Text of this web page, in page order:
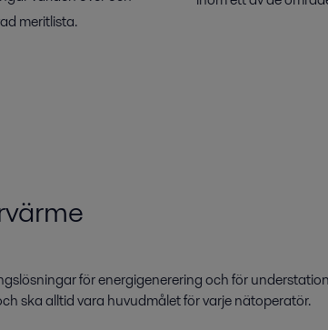
meritlista.
för energigenerering och för
ska alltid vara huvudmålet för varje nätoperatör.